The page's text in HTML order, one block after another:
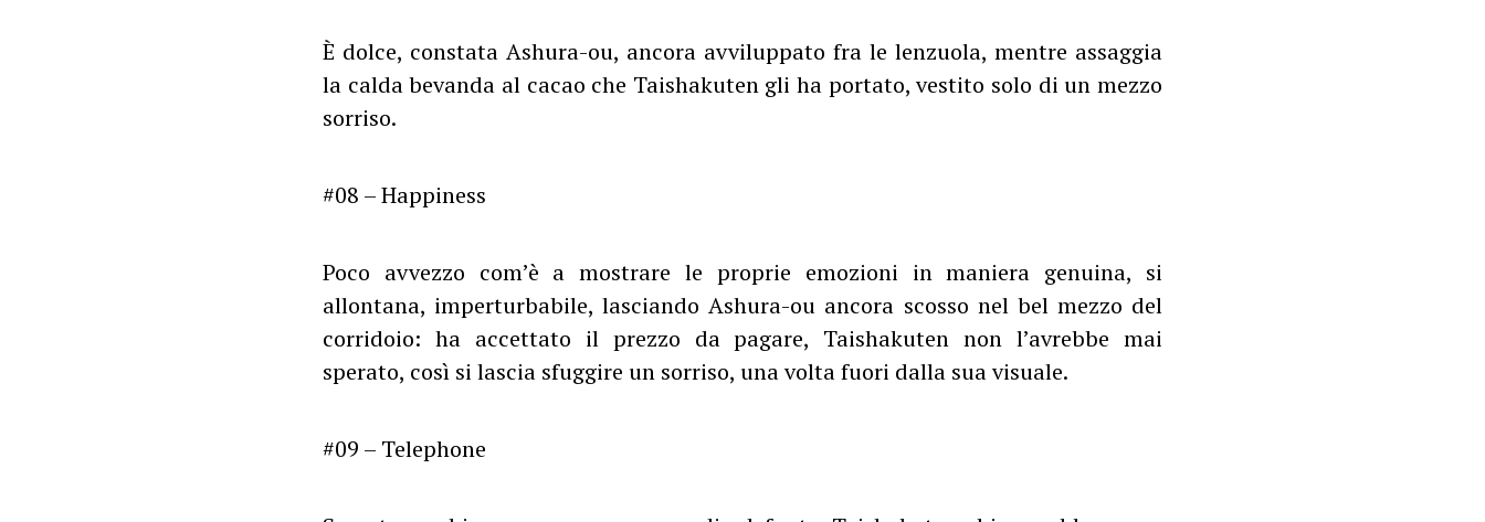
È dolce, constata Ashura-ou, ancora avviluppato fra le lenzuola, mentre assaggia
la calda bevanda al cacao che Taishakuten gli ha portato, vestito solo di un mezzo
sorriso.
#08 – Happiness
Poco avvezzo com’è a mostrare le proprie emozioni in maniera genuina, si
allontana, imperturbabile, lasciando Ashura-ou ancora scosso nel bel mezzo del
corridoio: ha accettato il prezzo da pagare, Taishakuten non l’avrebbe mai
sperato, così si lascia sfuggire un sorriso, una volta fuori dalla sua visuale.
#09 – Telephone